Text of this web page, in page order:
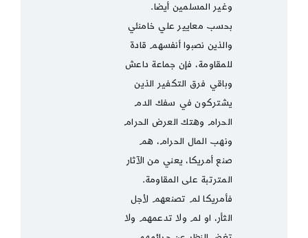
وغير المسلمين أيضا.
بحسب معايير علي خامنئي
والذين نصبوا أنفسهم قادة
للمقاومة، فإن جماعة داعش
وباقي فرق التكفير الذين
يشتركون في سفك الدم
الحرام وهتك العرض الحرام
ونهب المال الحرام، هم
صنع أمريكا، يعني من الآثار
المترتبة على المقاومة.
فأمريكا لم تصنعهم لأجل
الثأر، او لم ولا تدعمهم ولا